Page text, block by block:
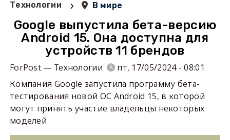
Технологии › В мире
Google выпустила бета-версию
Android 15. Она доступна для
устройств 11 брендов
ForPost — Технологии
пт, 17/05/2024 - 08:01
Компания Google запустила программу бета-
тестирования новой ОС Android 15, в которой
могут принять участие владельцы некоторых
моделей